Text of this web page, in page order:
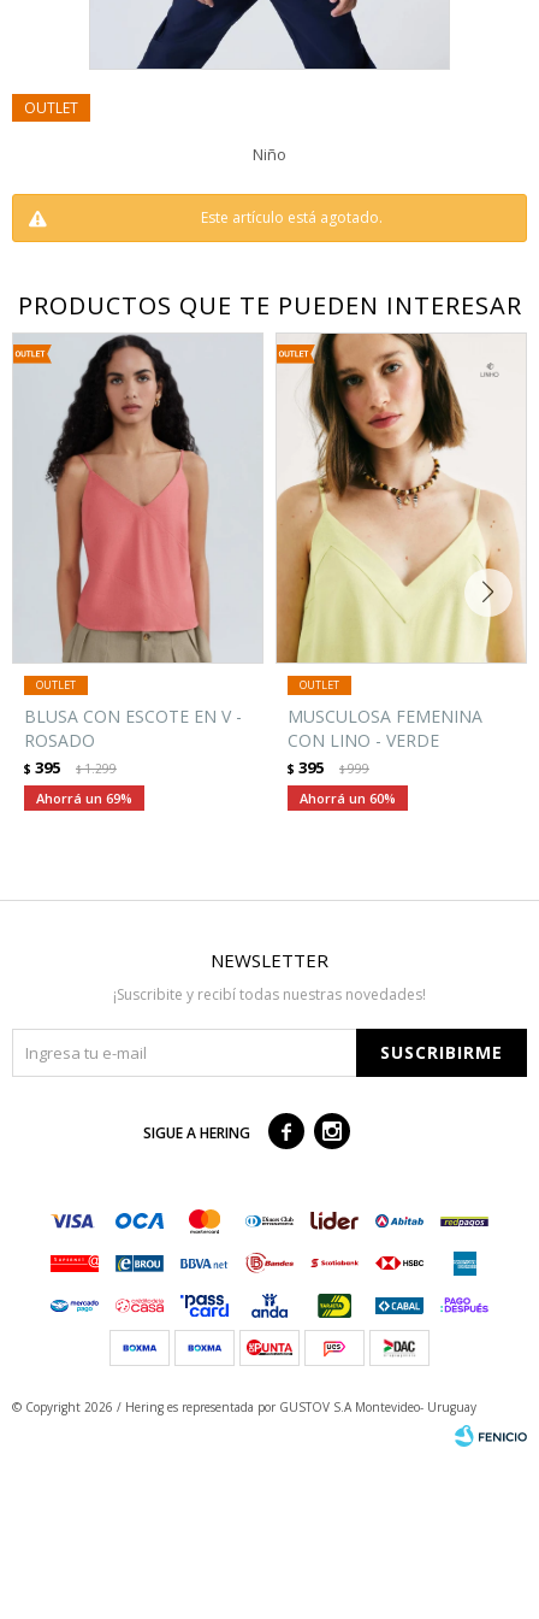
Niño
Este artículo está agotado.
PRODUCTOS QUE TE PUEDEN INTERESAR
BLUSA CON ESCOTE EN V -
ROSADO
$ 395 $1.299
69
MUSCULOSA FEMENINA
CON LINO - VERDE
$ 395 $999
60
NEWSLETTER
¡Suscribite y recibí todas nuestras novedades!
SUSCRIBIRME
SIGUE A HERING  
© Copyright 2026 / Hering es representada por GUSTOV S.A Montevideo- Uruguay